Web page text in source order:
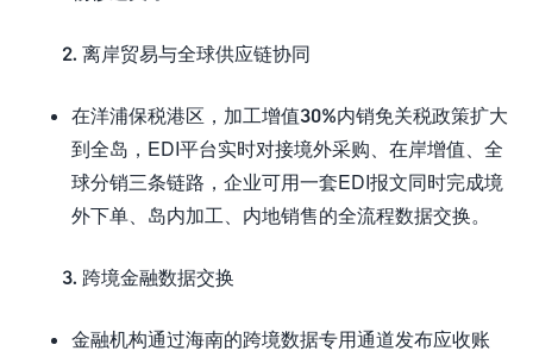
2. 离岸贸易与全球供应链协同
在洋浦保税港区，加工增值30%内销免关税政策扩大
到全岛，EDI平台实时对接境外采购、在岸增值、全
球分销三条链路，企业可用一套EDI报文同时完成境
外下单、岛内加工、内地销售的全流程数据交换。
3. 跨境金融数据交换
金融机构通过海南的跨境数据专用通道发布应收账